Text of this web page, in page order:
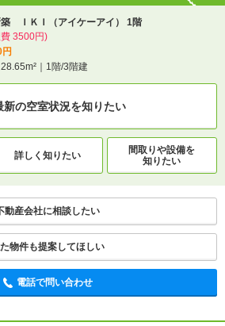
築 ＩＫＩ（アイケーアイ） 1階
3500円)
円
｜1階/3階建
新の空室状況を知りたい
詳しく知りたい
間取りや設備を
知りたい
動産会社に相談したい
物件も提案してほしい
電話で問い合わせ